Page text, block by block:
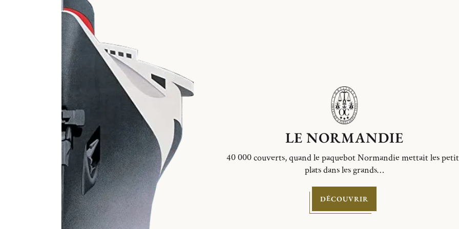
LE NORMANDIE
40 000 couverts, quand le paquebot Normandie mettait les
plats dans les grands…
DÉCOUVRIR